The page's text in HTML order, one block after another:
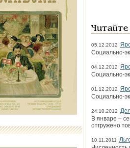
05.12.2012
Социально-
04.12.2012
Социально-
01.12.2012
Социально-
24.10.2012
В январе –
отгружено
10.11.2011